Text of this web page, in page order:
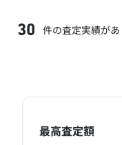
30 件の査定実績があ
最高査定額